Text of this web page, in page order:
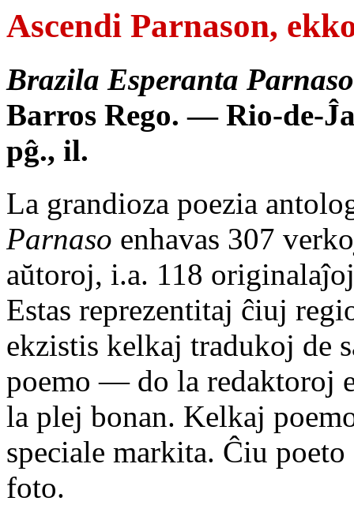
Ascendi Parnason,
Brazila Esperanta Parnaso
Barros Rego. — Rio-de-
pĝ., il.
La grandioza poezia
Parnaso enhavas 307
aŭtoroj, i.a. 118
Estas reprezentitaj ĉiuj
ekzistis kelkaj tradukoj de
poemo — do la redaktoroj
la plej bonan. Kelkaj
speciale markita. Ĉiu
foto.